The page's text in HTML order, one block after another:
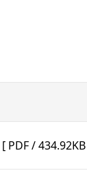
[ PDF /